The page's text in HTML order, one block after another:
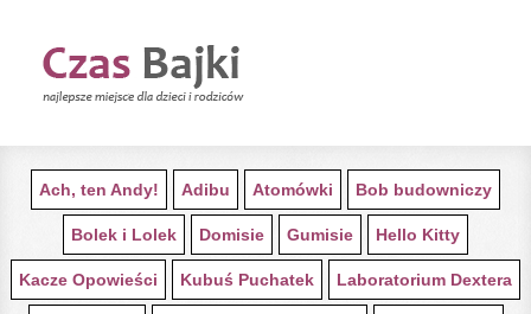
STRONA GŁÓWNA Z BAJKAMI
Ach, ten Andy! Adibu Atomówki Bob budowniczy
Bolek i Lolek Domisie Gumisie Hello Kitty
Kacze Opowieści Kubuś Puchatek Laboratorium Dextera